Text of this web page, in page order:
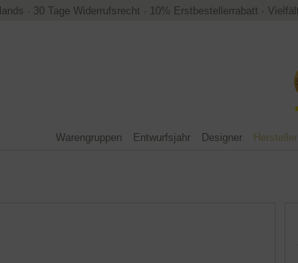
· 30 Tage Widerrufsrecht · 10% Erstbestellerrabatt ·
Warengruppen Entwurfsjahr Designer Hersteller